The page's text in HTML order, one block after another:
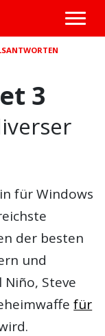
3
für Windows
der besten
und
Steve
für